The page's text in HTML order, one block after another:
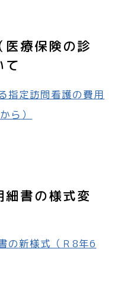
医療保険の診
て
指定訪問看護の費用
ら）
細書の様式変
の新様式（Ｒ8年6